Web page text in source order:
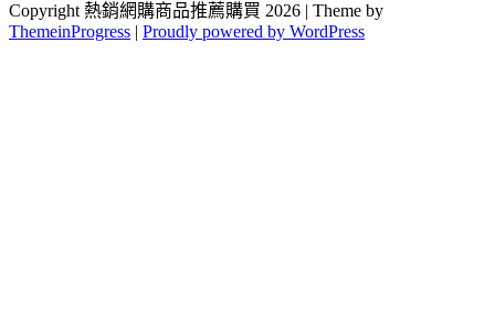
Copyright 熱銷網購商品推薦購買 2026 | Theme by
ThemeinProgress | Proudly powered by WordPress